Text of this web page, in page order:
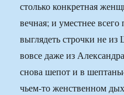
столько конкретная
вечная; и уместнее
выглядеть строчки не
вовсе даже из
снова шепот и в
чьем-то женственном